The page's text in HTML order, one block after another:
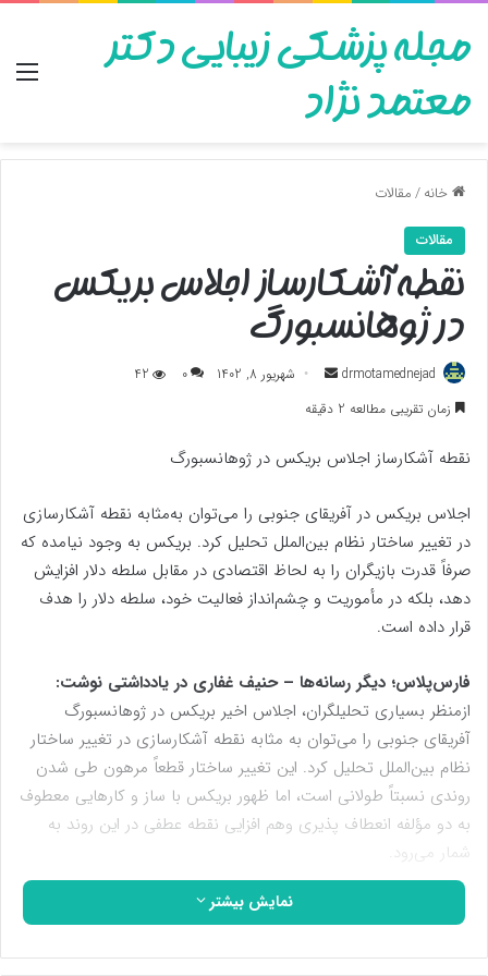
مجله پزشکی زیبایی دکتر
معتمد نژاد
خانه/مقالات
مقالات
نقطه آشکارساز اجلاس بریکس
در ژوهانسبورگ
drmotamednejad
ارسال
به
شهریور 8, 1402 0
42
زمان تقریبی مطالعه 2 دقیقه
نقطه آشکارساز اجلاس بریکس در ژوهانسبورگ
اجلاس بریکس در آفریقای جنوبی را می‌توان به‌مثابه نقطه آشکارسازی
در تغییر ساختار نظام بین‌الملل تحلیل کرد. بریکس به وجود نیامده که
صرفاً قدرت بازیگران را به لحاظ اقتصادی در مقابل سلطه دلار افزایش
دهد، بلکه در مأموریت و چشم‌انداز فعالیت خود، سلطه دلار را هدف
قرار داده است.
فارس‌پلاس؛ دیگر رسانه‌ها – حنیف غفاری در یادداشتی نوشت:
ازمنظر بسیاری تحلیلگران، اجلاس اخیر بریکس در ژوهانسبورگ
آفریقای جنوبی را می‌توان به مثابه نقطه آشکارسازی در تغییر ساختار
نظام بین‌الملل تحلیل کرد. این تغییر ساختار قطعاً مرهون طی شدن
روندی نسبتاً طولانی است، اما ظهور بریکس با ساز و کارهایی معطوف
به دو مؤلفه انعطاف پذیری وهم افزایی نقطه عطفی در این روند به
شمار می‌رود.
یکی از مهم‌ترین ویژگی‌های بریکس به چالش کشیدن ساختارهای
کلان امنیتی و اقتصادی را قدرت‌های پیروز و در رأس آنها آمریکا تعریف
نمایش بیشتر